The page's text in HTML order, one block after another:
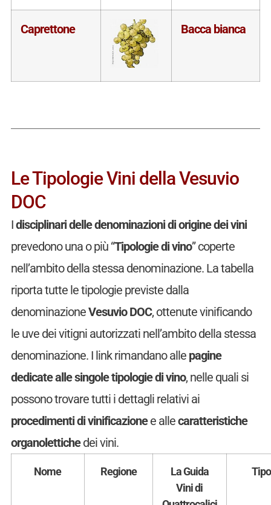
Caprettone Bacca bianca
Le Tipologie Vini della Vesuvio
DOC
Idisciplinari delle denominazioni di origine dei vini
prevedono una o più “Tipologie di vino” coperte
nell’ambito della stessa denominazione. La tabella
riporta tutte le tipologie previste dalla
denominazioneVesuvio DOC, ottenute vinificando
le uve dei vitigni autorizzati nell’ambito della stessa
denominazione. I link rimandano alle pagine
dedicate alle singole tipologie di vino, nelle quali si
possono trovare tutti i dettagli relativi ai
procedimenti di vinificazionee allecaratteristiche
organolettichedei vini.
Nome Regione
La Guida
Vini di
Tipo